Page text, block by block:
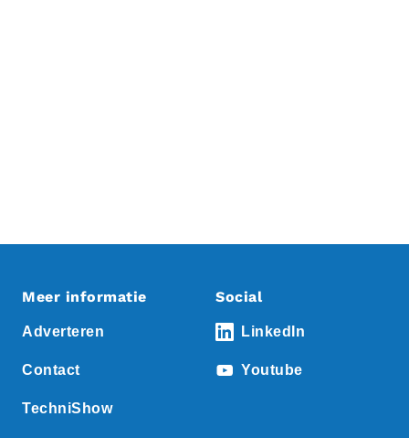
Meer informatie
Adverteren
Contact
TechniShow
Social
LinkedIn
Youtube